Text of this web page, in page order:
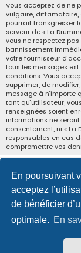
En poursuivant
acceptez
de bénéficier
optimale. En
Vous acceptez de ne
vulgaire, diffamatoire,
pourrait transgresser
serveur de « La
vous ne respectez
bannissement
votre fournisseur
tous les messages
conditions. Vous
supprimer, de
message à n’importe
tant qu’utilisateur,
renseignées soient
informations ne
consentement, ni « La
responsables en cas
compromettre vos
Accueil du forum